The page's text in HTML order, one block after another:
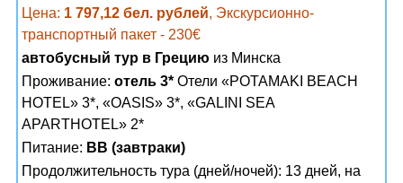
Цена: 1 797,12 бел. рублей, Экскурсионно-
транспортный пакет - 230€
автобусный тур в Грецию из Минска
Проживание: отель 3* Отели «POTAMAKI BEACH
HOTEL» 3*, «OASIS» 3*, «GALINI SEA
APARTHOTEL» 2*
Питание: BB (завтраки)
Продолжительность тура (дней/ночей): 13 дней, на